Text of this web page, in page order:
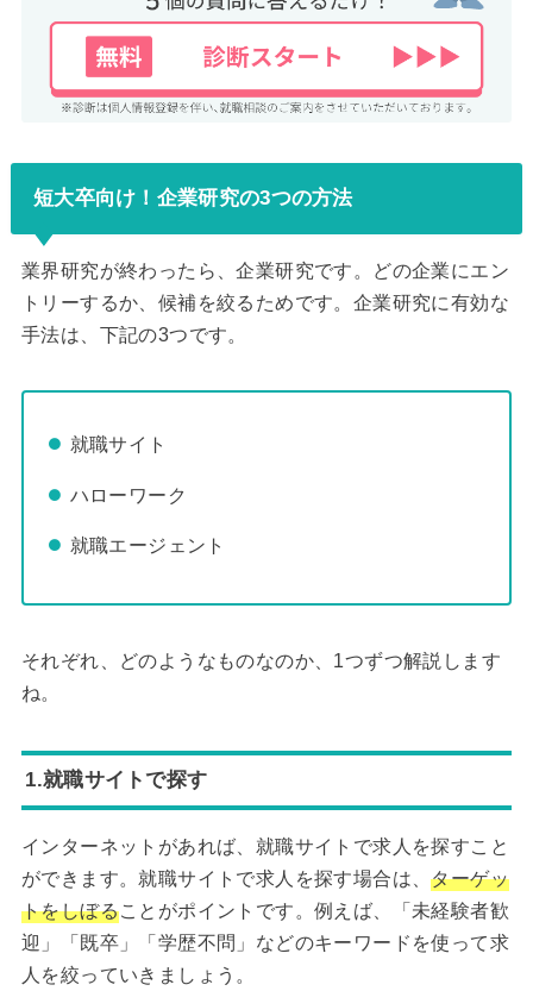
短大卒向け！企業研究の3つの方法
業界研究が終わったら、企業研究です。どの企業にエン
トリーするか、候補を絞るためです。企業研究に有効な
手法は、下記の3つです。
就職サイト
ハローワーク
就職エージェント
それぞれ、どのようなものなのか、1つずつ解説します
ね。
1.就職サイトで探す
インターネットがあれば、就職サイトで求人を探すこと
ができます。就職サイトで求人を探す場合は、ターゲッ
トをしぼることがポイントです。例えば、「未経験者歓
迎」「既卒」「学歴不問」などのキーワードを使って求
人を絞っていきましょう。